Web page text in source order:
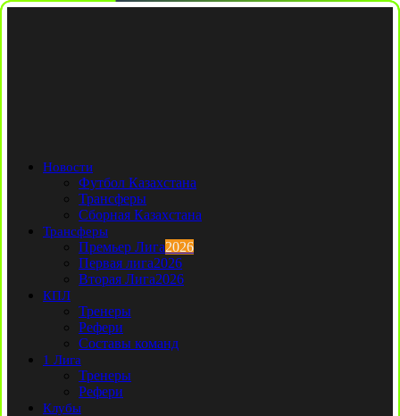
Новости
Футбол Казахстана
Трансферы
Сборная Казахстана
Трансферы
Премьер Лига2026
Первая лига2026
Вторая Лига2026
КПЛ
Тренеры
Рефери
Составы команд
1 Лига
Тренеры
Рефери
Клубы